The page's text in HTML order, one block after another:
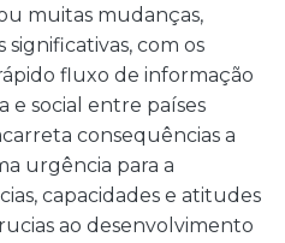
muitas mudanças,
com os
fluxo de informação
e social entre países
consequências a
urgência para a
capacidades e atitudes
ao desenvolvimento